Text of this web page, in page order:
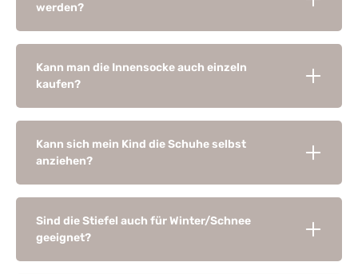
werden?
Kann man die Innensocke auch einzeln
kaufen?
Kann sich mein Kind die Schuhe selbst
anziehen?
Sind die Stiefel auch für Winter/Schnee
geeignet?